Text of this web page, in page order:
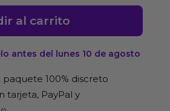
al carrito
antes del lunes 10 de agosto
paquete 100% discreto
tarjeta, PayPal y